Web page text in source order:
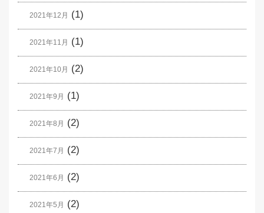
2021年12月 (1)
2021年11月 (1)
2021年10月 (2)
2021年9月 (1)
2021年8月 (2)
2021年7月 (2)
2021年6月 (2)
2021年5月 (2)